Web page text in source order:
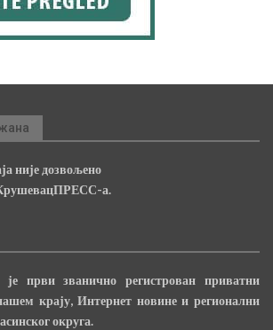
није дозвољено
КрушевацПРЕСС-а.
први званично регистрован приватни
крају, Интернет новине и регионални
округа.